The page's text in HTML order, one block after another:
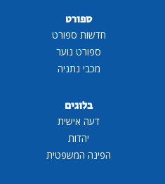
ספורט
חדשות ספורט
ספורט נוער
מכבי נתניה
בלוגים
דעה אישית
יהדות
הפינה המשפטית